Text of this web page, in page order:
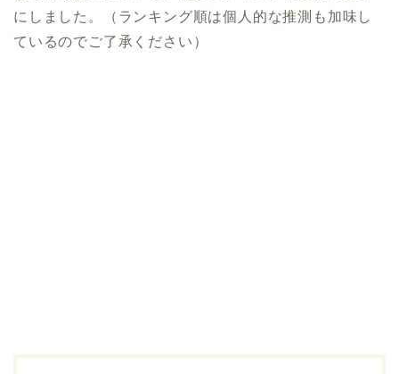
にしました。（ランキング順は個人的な推測も加味し
ているのでご了承ください）